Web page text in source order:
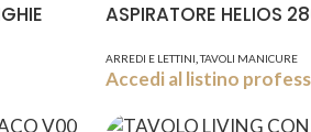
ASPIRATORE HELIOS
ARREDI E LETTINI TAVOLI MANICURE
Accedi al listino